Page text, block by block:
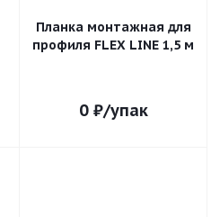
Планка монтажная для
профиля FLEX LINE 1,5 м
0₽/упак